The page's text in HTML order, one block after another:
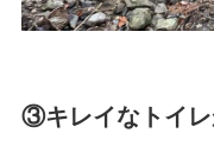
③キレイなトイレ